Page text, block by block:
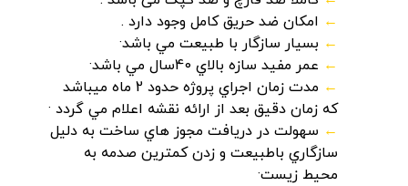
← امکان ضد حريق کامل وجود دارد .
← بسيار سازگار با طبيعت مي باشد·
← عمر مفيد سازه بالاي 40سال مي باشد
·
←
مدت زمان اجراي پروژه حدود 2 ماه ميباشد
که زمان دقيق بعد از ارائه نقشه اعلام مي گردد ·
← سهولت در دريافت مجوز هاي ساخت به دليل
سازگاري باطبيعت و زدن کمترين صدمه به
محيط زيست·